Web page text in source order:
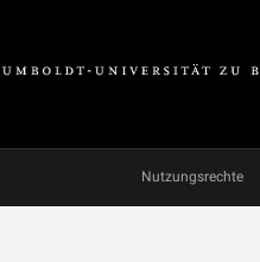
Nutzungsrechte